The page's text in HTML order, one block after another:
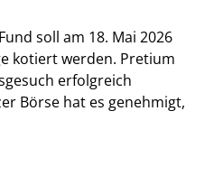
soll am 18. Mai 2026
kotiert werden. Pretium
erfolgreich
Börse hat es genehmigt,